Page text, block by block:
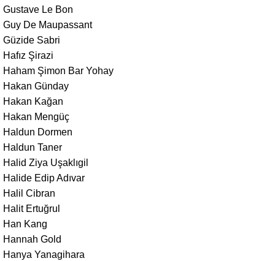
Gustave Le Bon
Guy De Maupassant
Güzide Sabri
Hafız Şirazi
Haham Şimon Bar Yohay
Hakan Günday
Hakan Kağan
Hakan Mengüç
Haldun Dormen
Haldun Taner
Halid Ziya Uşaklıgil
Halide Edip Adıvar
Halil Cibran
Halit Ertuğrul
Han Kang
Hannah Gold
Hanya Yanagihara